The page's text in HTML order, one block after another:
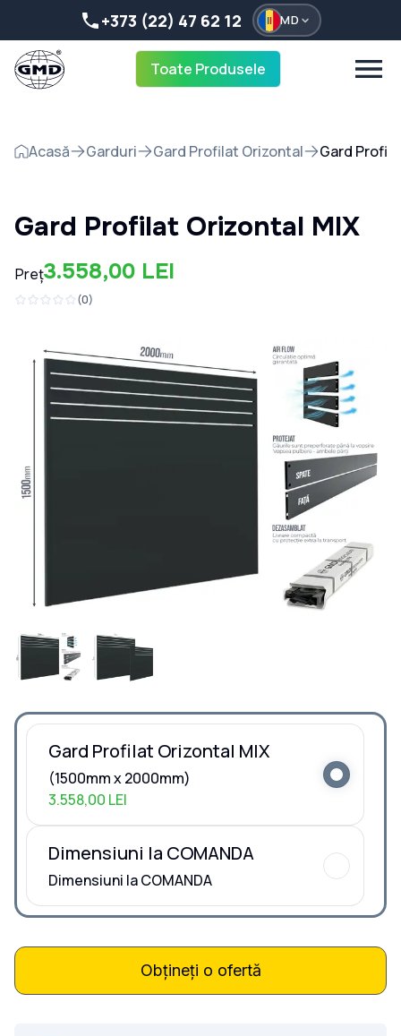
+373 (22) 47 62 12 MD
Toate Produsele
Acasă Garduri Gard Profilat Orizontal Gard
Gard Profilat Orizontal MIX
Preț3.558,00 LEI
(0)
Gard Profilat Orizontal MIX
(1500mm x 2000mm)
3.558,00 LEI
Dimensiuni la COMANDA
Dimensiuni la COMANDA
Obțineți o ofertă